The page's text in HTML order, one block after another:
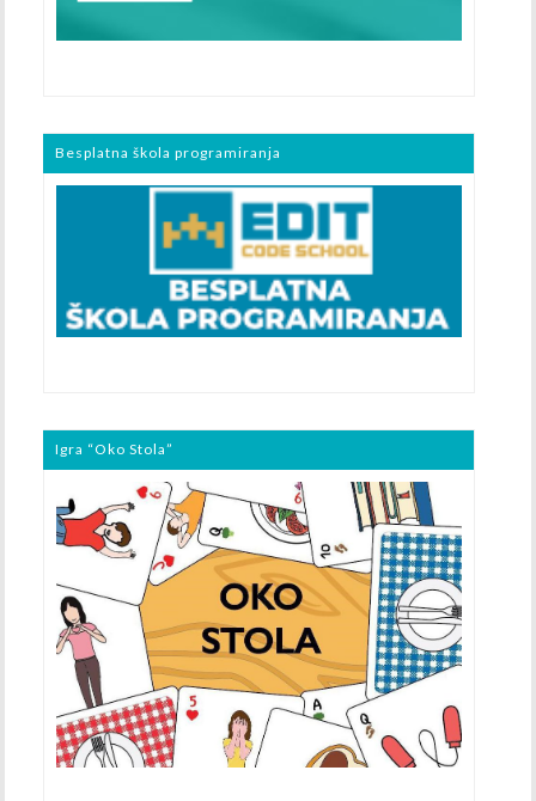
Besplatna škola programiranja
Igra “Oko Stola”